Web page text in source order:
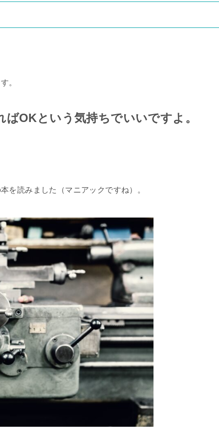
。
OKという気持ちでいいですよ。
を読みました（マニアックですね）。